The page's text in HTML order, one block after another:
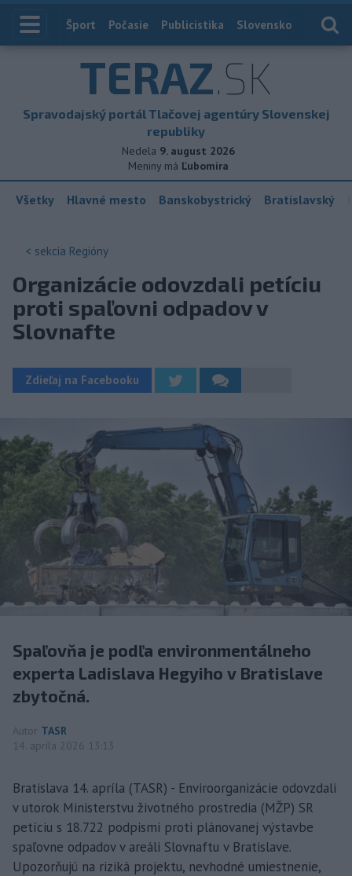
Index
Šport Počasie Publicistika Slovensko
TERAZ.SK
Spravodajský portál Tlačovej agentúry Slovenskej
republiky
Nedela 9. august 2026
Meniny má Ľubomíra
Všetky Hlavné mesto Banskobystrický Bratislavský
< sekcia Regióny
Organizácie odovzdali petíciu
proti spaľovni odpadov v
Slovnafte
Zdieľaj na Facebooku
Spaľovňa je podľa environmentálneho
experta Ladislava Hegyiho v Bratislave
zbytočná.
Autor TASR
14. apríla 2026 13:13
Bratislava 14. apríla (TASR) - Enviroorganizácie odovzdali
v utorok Ministerstvu životného prostredia (MŽP) SR
petíciu s 18.722 podpismi proti plánovanej výstavbe
spaľovne odpadov v areáli Slovnaftu v Bratislave.
Upozorňujú na riziká projektu, nevhodné umiestnenie,